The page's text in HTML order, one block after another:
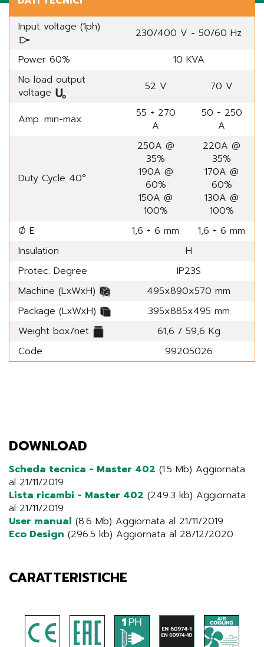
Input voltage (1ph)
230/400 V - 50/60 Hz
Power 60%
10 KVA
No load output
voltage
52 V 70 V
Amp. min-max
55 ÷ 270
A
50 ÷ 250
A
Duty Cycle 40°
250A @
35%
190A @
60%
150A @
100%
220A @
35%
170A @
60%
130A @
100%
Ø E
1,6 ÷ 6 mm
1,6 ÷ 6 mm
Insulation
H
Protec. Degree
IP23S
Machine (LxWxH)
495x890x570 mm
Package (LxWxH)
395x885x495 mm
Weight box/net
61,6 / 59,6 Kg
Code
99205026
DOWNLOAD
Scheda tecnica - Master 402 (1.5 Mb) Aggiornata
al 21/11/2019
Lista ricambi - Master 402 (249.3 kb) Aggiornata
al 21/11/2019
User manual (8.6 Mb) Aggiornata al 21/11/2019
Eco Design (296.5 kb) Aggiornata al 28/12/2020
CARATTERISTICHE